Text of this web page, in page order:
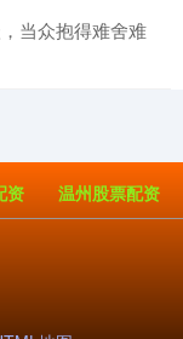
当众抱得难舍难
资 温州股票配资